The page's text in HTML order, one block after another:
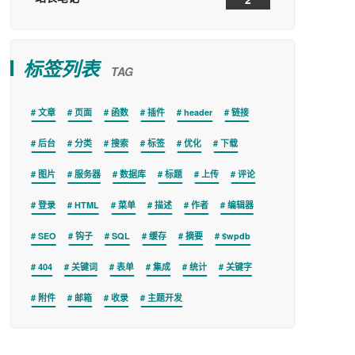
标签列表 TAG
文章 页面 函数 插件 header 链接
后台 分类 搜索 标签 优化 下载
图片 服务器 数据库 标题 上传 评论
登录 HTML 菜单 描述 作者 编辑器
SEO 钩子 SQL 缓存 摘要 $wpdb
404 关键词 表单 集成 统计 关键字
附件 邮箱 收录 主题开发